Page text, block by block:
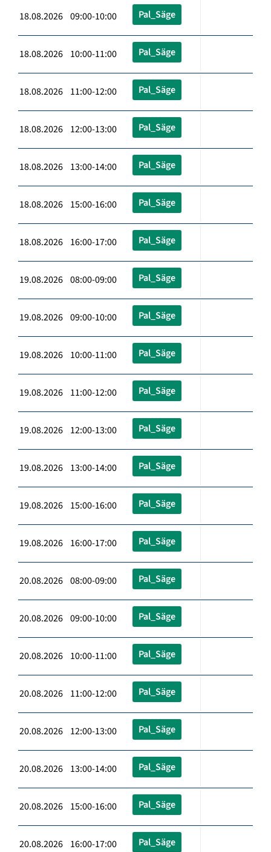
18.08.2026 09:00-10:00 Pal_Säge
18.08.2026 10:00-11:00 Pal_Säge
18.08.2026 11:00-12:00 Pal_Säge
18.08.2026 12:00-13:00 Pal_Säge
18.08.2026 13:00-14:00 Pal_Säge
18.08.2026 15:00-16:00 Pal_Säge
18.08.2026 16:00-17:00 Pal_Säge
19.08.2026 08:00-09:00 Pal_Säge
19.08.2026 09:00-10:00 Pal_Säge
19.08.2026 10:00-11:00 Pal_Säge
19.08.2026 11:00-12:00 Pal_Säge
19.08.2026 12:00-13:00 Pal_Säge
19.08.2026 13:00-14:00 Pal_Säge
19.08.2026 15:00-16:00 Pal_Säge
19.08.2026 16:00-17:00 Pal_Säge
20.08.2026 08:00-09:00 Pal_Säge
20.08.2026 09:00-10:00 Pal_Säge
20.08.2026 10:00-11:00 Pal_Säge
20.08.2026 11:00-12:00 Pal_Säge
20.08.2026 12:00-13:00 Pal_Säge
20.08.2026 13:00-14:00 Pal_Säge
20.08.2026 15:00-16:00 Pal_Säge
20.08.2026 16:00-17:00 Pal_Säge